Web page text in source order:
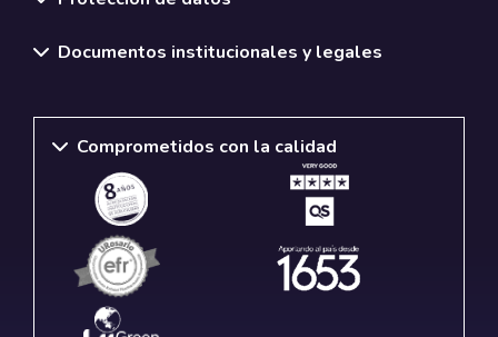
Documentos institucionales y legales
Comprometidos con la calidad